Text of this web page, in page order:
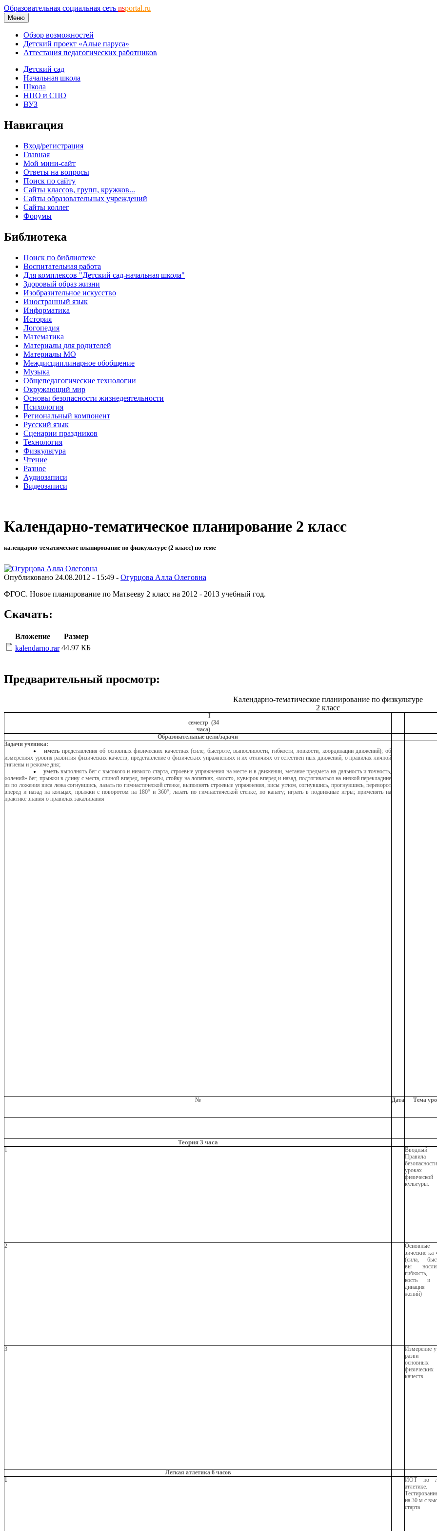
Образовательная социальная сеть nsportal.ru
Меню
Обзор возможностей
Детский проект «Алые паруса»
Аттестация педагогических работников
Детский сад
Начальная школа
Школа
НПО и СПО
ВУЗ
Навигация
Вход/регистрация
Главная
Мой мини-сайт
Ответы на вопросы
Поиск по сайту
Сайты классов, групп, кружков...
Сайты образовательных учреждений
Сайты коллег
Форумы
Библиотека
Поиск по библиотеке
Воспитательная работа
Для комплексов "Детский сад-начальная школа"
Здоровый образ жизни
Изобразительное искусство
Иностранный язык
Информатика
История
Логопедия
Математика
Материалы для родителей
Материалы МО
Междисциплинарное обобщение
Музыка
Общепедагогические технологии
Окружающий мир
Основы безопасности жизнедеятельности
Психология
Региональный компонент
Русский язык
Сценарии праздников
Технология
Физкультура
Чтение
Разное
Аудиозаписи
Видеозаписи
Календарно-тематическое планирование 2 класс
календарно-тематическое планирование по физкультуре (2 класс) по теме
Опубликовано 24.08.2012 - 15:49 - Огурцова Алла Олеговна
ФГОС. Новое планирование по Матвееву 2 класс на 2012 - 2013 учебный год.
Скачать:
Вложение
Размер
kalendarno.rar 44.97 КБ
Предварительный просмотр:
Календарно-тематическое планирование по физкультуре
2 класс
I
семестр (34
часа)
Образовательные цели/задачи
Задачи ученика:
иметь представления об основных физических качествах (силе, быстроте, выносливости, гибкости, ловкости, координации движений); об
измерениях уровня развития физических качеств; представление о физических упражнениях и их отличиях от естествен ных движений, о правилах личной
гигиены и режиме дня;
уметь выполнять бег с высокого и низкого старта, строевые упражнения на месте и в движении, метание предмета на дальность и точность,
«олений» бег, прыжки в длину с места, спиной вперед, перекаты, стойку на лопатках, «мост», кувырок вперед и назад, подтягиваться на низкой перекладине
из по ложения виса лежа согнувшись, лазать по гимнастической стенке, выполнять строевые упражнения, висы углом, согнувшись, прогнувшись, переворот
вперед и назад на кольцах, прыжки с поворотом на 180° и 360°; лазать по гимнастической стенке, по канату; играть в подвижные игры; применять на
практике знания о правилах закаливания
№
Дата Тема
Теория 3 часа
1
Вводный
Правила
уроках
физической
культуры.
2
зические ка
(сила,
вы
кость и
динация
жений)
3
Измерение
разви
основных
физических
качеств
Легкая атлетика 6 часов
1
ИОТ по
атлетике.
на 30 м с
старта